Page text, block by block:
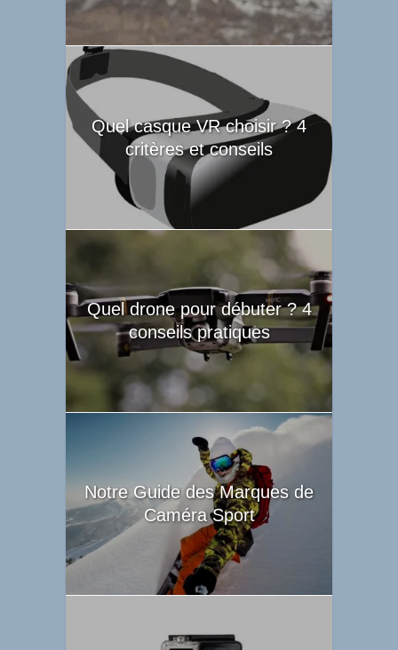
Quel casque VR choisir ? 4
critères et conseils
Quel drone pour débuter ? 4
conseils pratiques
Notre Guide des Marques de
Caméra Sport